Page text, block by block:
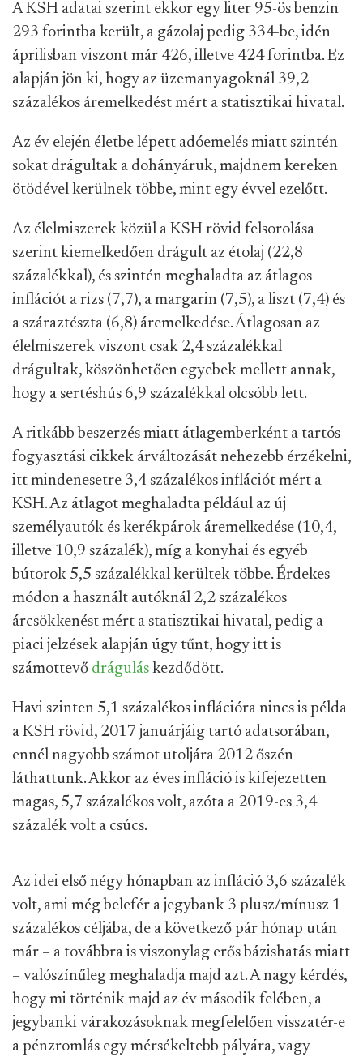
A KSH adatai szerint ekkor egy liter 95-ös benzin
293 forintba került, a gázolaj pedig 334-be, idén
áprilisban viszont már 426, illetve 424 forintba. Ez
alapján jön ki, hogy az üzemanyagoknál 39,2
százalékos áremelkedést mért a statisztikai hivatal.
Az év elején életbe lépett adóemelés miatt szintén
sokat drágultak a dohányáruk, majdnem kereken
ötödével kerülnek többe, mint egy évvel ezelőtt.
Az élelmiszerek közül a KSH rövid felsorolása
szerint kiemelkedően drágult az étolaj (22,8
százalékkal), és szintén meghaladta az átlagos
inflációt a rizs (7,7), a margarin (7,5), a liszt (7,4) és
a száraztészta (6,8) áremelkedése. Átlagosan az
élelmiszerek viszont csak 2,4 százalékkal
drágultak, köszönhetően egyebek mellett annak,
hogy a sertéshús 6,9 százalékkal olcsóbb lett.
A ritkább beszerzés miatt átlagemberként a tartós
fogyasztási cikkek árváltozását nehezebb érzékelni,
itt mindenesetre 3,4 százalékos inflációt mért a
KSH. Az átlagot meghaladta például az új
személyautók és kerékpárok áremelkedése (10,4,
illetve 10,9 százalék), míg a konyhai és egyéb
bútorok 5,5 százalékkal kerültek többe. Érdekes
módon a használt autóknál 2,2 százalékos
árcsökkenést mért a statisztikai hivatal, pedig a
piaci jelzések alapján úgy tűnt, hogy itt is
számottevő drágulás kezdődött.
Havi szinten 5,1 százalékos inflációra nincs is példa
a KSH rövid, 2017 januárjáig tartó adatsorában,
ennél nagyobb számot utoljára 2012 őszén
láthattunk. Akkor az éves infláció is kifejezetten
magas, 5,7 százalékos volt, azóta a 2019-es 3,4
százalék volt a csúcs.
Az idei első négy hónapban az infláció 3,6 százalék
volt, ami még belefér a jegybank 3 plusz/mínusz 1
százalékos céljába, de a következő pár hónap után
már – a továbbra is viszonylag erős bázishatás miatt
– valószínűleg meghaladja majd azt. A nagy kérdés,
hogy mi történik majd az év második felében, a
jegybanki várakozásoknak megfelelően visszatér-e
a pénzromlás egy mérsékeltebb pályára, vagy